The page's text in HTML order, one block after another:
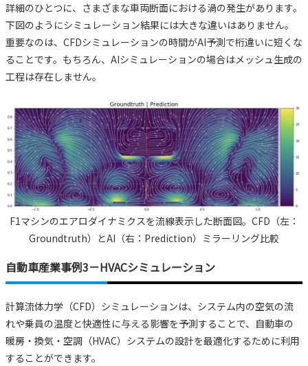
詳細のひとつに、さまざまな車両断面における渦の発生があります。
下図のようにシミュレーション結果には大きな違いはありません。
重要なのは、CFDシミュレーションの時間がAI予測で桁違いに短くな
ることです。もちろん、AIシミュレーションの場合はメッシュ生成の
工程は存在しません。
F1マシンのエアロダイナミクスを流線表示した断面図。CFD（左：
Groundtruth）とAI（右：Prediction）ミラーリング比較
自動車産業事例3－HVACシミュレーション
計算流体力学（CFD）シミュレーションは、システム内の空気の流
れや乗員の温度と快適性に与える影響を予測することで、自動車の
暖房・換気・空調（HVAC）システムの設計を最適化するために利用
することができます。